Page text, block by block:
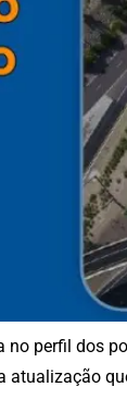
perfil dos